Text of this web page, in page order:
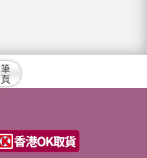
筆
頁